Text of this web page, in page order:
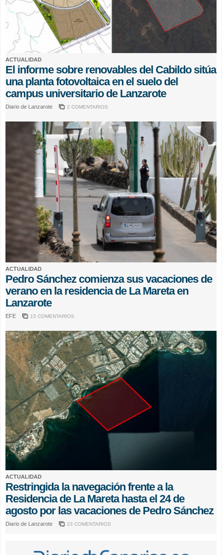
ACTUALIDAD
El informe sobre renovables del Cabildo sitúa
una planta fotovoltaica en el suelo del
campus universitario de Lanzarote
Diario de Lanzarote 2 COMENTARIOS
ACTUALIDAD
Pedro Sánchez comienza sus vacaciones de
verano en la residencia de La Mareta en
Lanzarote
EFE 15 COMENTARIOS
ACTUALIDAD
Restringida la navegación frente a la
Residencia de La Mareta hasta el 24 de
agosto por las vacaciones de Pedro Sánchez
Diario de Lanzarote 23 COMENTARIOS